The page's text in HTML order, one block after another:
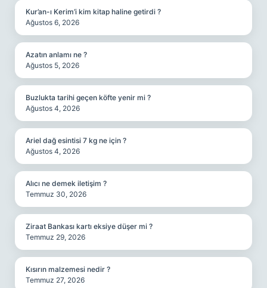
Kur’an-ı Kerim’i kim kitap haline getirdi ?
Ağustos 6, 2026
Azatın anlamı ne ?
Ağustos 5, 2026
Buzlukta tarihi geçen köfte yenir mi ?
Ağustos 4, 2026
Ariel dağ esintisi 7 kg ne için ?
Ağustos 4, 2026
Alıcı ne demek iletişim ?
Temmuz 30, 2026
Ziraat Bankası kartı eksiye düşer mi ?
Temmuz 29, 2026
Kısırın malzemesi nedir ?
Temmuz 27, 2026